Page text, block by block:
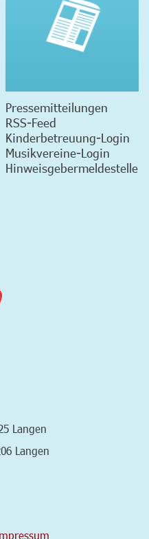
Pressemitteilungen
RSS-Feed
Kinderbetreuung-Login
Musikvereine-Login
Hinweisgebermeldestelle
Langen
Langen